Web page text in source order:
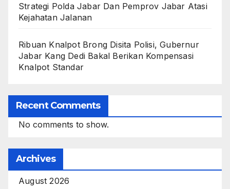
Strategi Polda Jabar Dan Pemprov Jabar Atasi
Kejahatan Jalanan
Ribuan Knalpot Brong Disita Polisi, Gubernur
Jabar Kang Dedi Bakal Berikan Kompensasi
Knalpot Standar
Recent Comments
No comments to show.
Archives
August 2026